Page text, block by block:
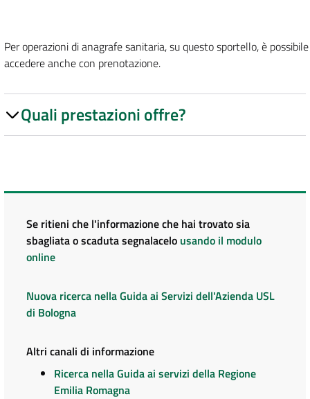
Per operazioni di anagrafe sanitaria, su questo sportello, è possibile
accedere anche con prenotazione.
Quali prestazioni offre?
Se ritieni che l'informazione che hai trovato sia
sbagliata o scaduta segnalacelo usando il modulo
online
Nuova ricerca nella Guida ai Servizi dell'Azienda USL
di Bologna
Altri canali di informazione
Ricerca nella Guida ai servizi della Regione
Emilia Romagna